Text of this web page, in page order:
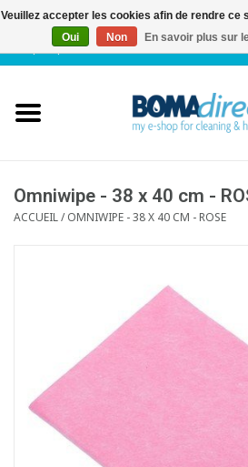
FR|
Service client
Omniwipe - 38 x 40 cm -
ACCUEIL/OMNIWIPE - 38 X 40 CM - ROSE
Veuillez accepter les cookies afin de rendre ce
Oui
Non En savoir plus sur